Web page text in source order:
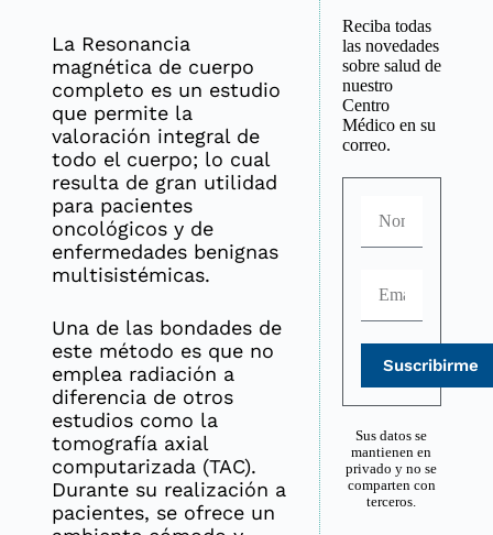
La Resonancia
magnética de cuerpo
completo es un estudio
que permite la
valoración integral de
todo el cuerpo; lo cual
resulta de gran utilidad
para pacientes
oncológicos y de
enfermedades benignas
multisistémicas.
Una de las bondades de
este método es que no
emplea radiación a
diferencia de otros
estudios como la
tomografía axial
computarizada (TAC).
Durante su realización a
pacientes, se ofrece un
Reciba todas
las novedades
sobre salud de
nuestro
Centro
Médico en su
correo.
Suscribirme
Sus datos se
mantienen en
privado y no se
comparten con
terceros.